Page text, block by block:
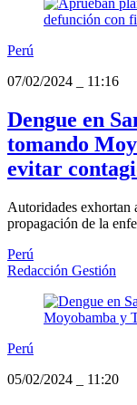
Perú
07/02/2024
11:16
Dengue en
tomando
evitar
Autoridades exhortan
propagación de la
Perú
Redacción Gestión
Perú
05/02/2024
11:20